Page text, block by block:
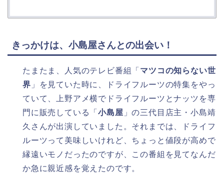
きっかけは、小島屋さんとの出会い！
たまたま、人気のテレビ番組「 マツコの知らない世
界 」を見ていた時に、ドライフルーツの特集をやっ
ていて、上野アメ横でドライフルーツとナッツを専
門に販売している「小島屋 」の三代目店主・小島靖
久さんが出演していました。それまでは、ドライフ
ルーツって美味しいけれど、ちょっと値段が高めで
縁遠いモノだったのですが、この番組を見てなんだ
か急に親近感を覚えたのです。